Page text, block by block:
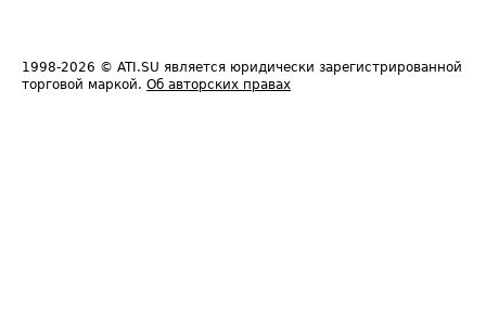
1998-2026 © ATI.SU является юридически зарегистрированной
торговой маркой. Об авторских правах